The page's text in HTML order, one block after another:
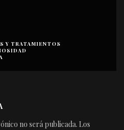
Y TRATAMIENTOS
no será publicada. Los